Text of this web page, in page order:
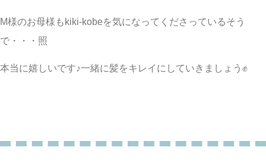
M様のお母様もkiki-kobeを気になってくださっているそう
で・・・照
本当に嬉しいです♪一緒に髪をキレイにしていきましょう✊